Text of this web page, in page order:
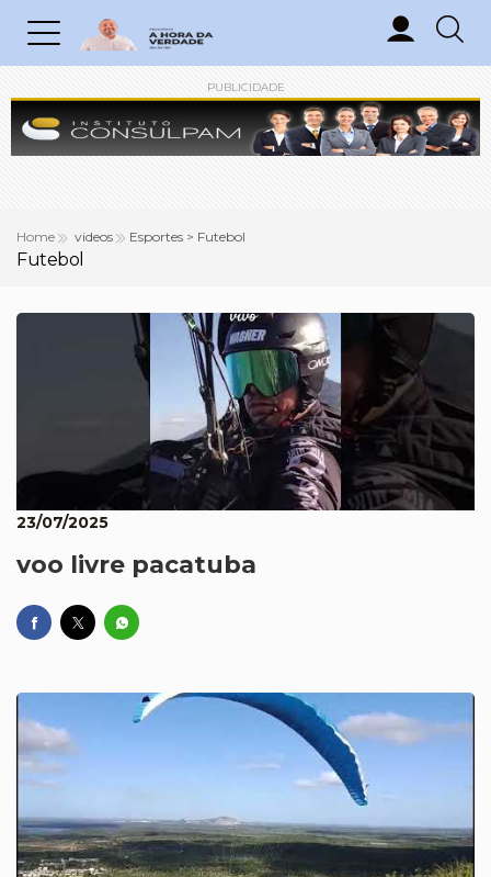
PUBLICIDADE
Home videos Esportes > Futebol
Futebol
23/07/2025
voo livre pacatuba